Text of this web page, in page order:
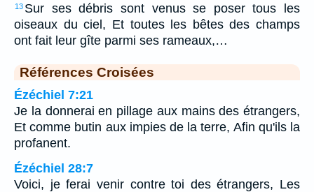
13 Sur ses débris sont venus se poser tous les
oiseaux du ciel, Et toutes les bêtes des champs
ont fait leur gîte parmi ses rameaux,…
Références Croisées
Ézéchiel 7:21
Je la donnerai en pillage aux mains des étrangers,
Et comme butin aux impies de la terre, Afin qu'ils la
profanent.
Ézéchiel 28:7
Voici, je ferai venir contre toi des étrangers, Les